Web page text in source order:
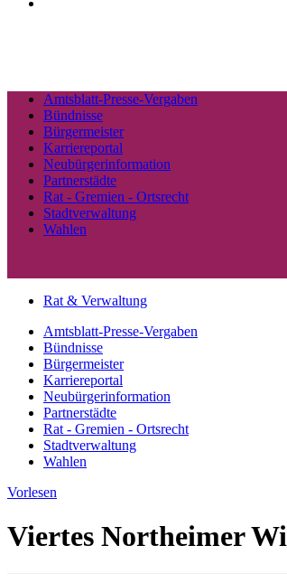
Amtsblatt-Presse-Vergaben
Bündnisse
Bürgermeister
Karriereportal
Neubürgerinformation
Partnerstädte
Rat - Gremien - Ortsrecht
Stadtverwaltung
Wahlen
Rat & Verwaltung
Amtsblatt-Presse-Vergaben
Bündnisse
Bürgermeister
Karriereportal
Neubürgerinformation
Partnerstädte
Rat - Gremien - Ortsrecht
Stadtverwaltung
Wahlen
Vorlesen
Viertes Northeimer